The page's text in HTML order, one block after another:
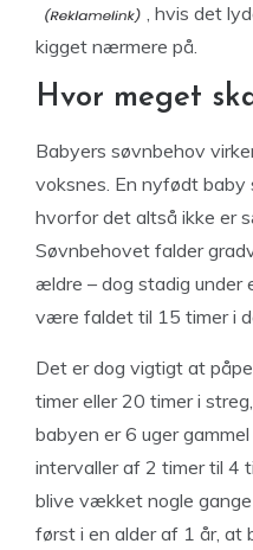
, hvis det
kigget nærmere på.
Hvor meget
Babyers søvnbehov
voksnes. En nyfødt baby
hvorfor det altså ikke er
Søvnbehovet falder
ældre – dog stadig under
være faldet til 15 timer i
Det er dog vigtigt at
timer eller 20 timer i
babyen er 6 uger
intervaller af 2 timer til 4
blive vækket nogle
først i en alder af 1 år, at